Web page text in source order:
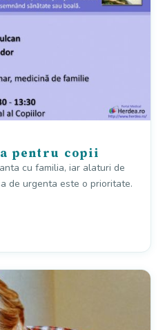
pentru copii
cu familia, iar alaturi de
de urgenta este o prioritate.